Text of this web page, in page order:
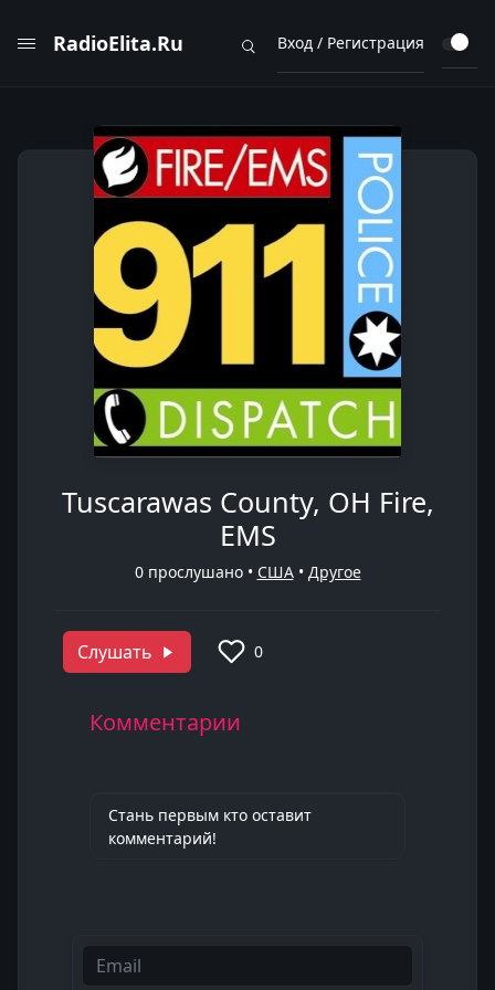
RadioElita.Ru Вход / Регистрация
Tuscarawas County, OH Fire,
EMS
0прослушано • США• Другое
Слушать 0
Комментарии
Стань первым кто оставит
комментарий!